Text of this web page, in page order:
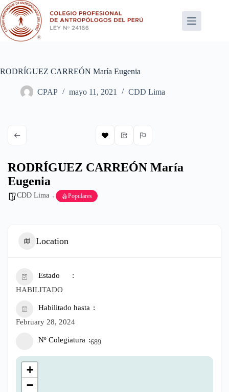
Saltar
al
contenido
RODRÍGUEZ CARREÓN María Eugenia
CPAP mayo 11, 2021 CDD Lima
RODRÍGUEZ CARREÓN María
Eugenia
CDD Lima Populares
Location
Estado
HABILITADO
Habilitado hasta
February 28, 2024
Nº Colegiatura 689
+
−